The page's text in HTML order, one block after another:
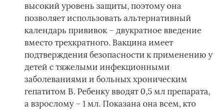
высокий уровень защиты, поэтому она
позволяет использовать альтернативный
календарь прививок – двукратное введение
вместо трехкратного. Вакцина имеет
подтверждения безопасности к применению у
детей с тяжелыми инфекционными
заболеваниями и больных хроническим
гепатитом В. Ребенку вводят 0,5 мл препарата,
а взрослому – 1 мл. Показана она всем, кто